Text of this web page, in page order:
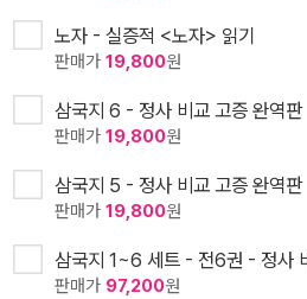
노자 - 실증적 <노자> 읽기
판매가 19,800원
삼국지 6 - 정사 비교 고증 완역판
판매가 19,800원
삼국지 5 - 정사 비교 고증 완역판
판매가 19,800원
삼국지 1~6 세트 - 전6권 - 정사
판매가 97,200원